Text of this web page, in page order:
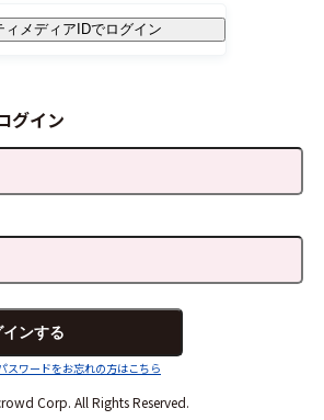
ィメディアIDでログイン
グイン
スワードをお忘れの方はこちら
Corp. All Rights Reserved.